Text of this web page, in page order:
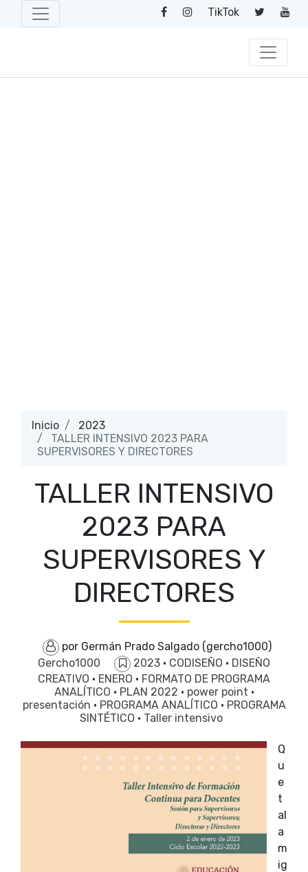
TikTok
Inicio
2023
TALLER INTENSIVO 2023 PARA
SUPERVISORES Y DIRECTORES
TALLER INTENSIVO
2023 PARA
SUPERVISORES Y
DIRECTORES
por Germán Prado Salgado (gercho1000)
Gercho1000
2023 · CODISEÑO · DISEÑO
CREATIVO · ENERO · FORMATO DE PROGRAMA
ANALÍTICO · PLAN 2022 · power point ·
presentación · PROGRAMA ANALÍTICO · PROGRAMA
SINTÉTICO · Taller intensivo
Q
u
e
t
al
a
m
ig